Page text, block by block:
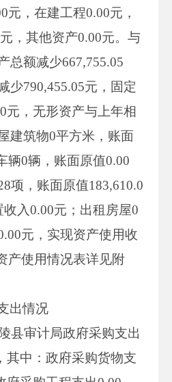
元，在建工程0.00元，
，其他资产0.00元。与
总额减少667,755.05
少790,455.05元，固定
元，无形资产与上年相
建筑物0平方米，账面
辆0辆，账面原值0.00
项，账面原值183,610.0
入0.00元；出租房屋0
元，实现资产使用收
产使用情况表详见附
出情况
县审计局政府采购支出
其中：政府采购货物支